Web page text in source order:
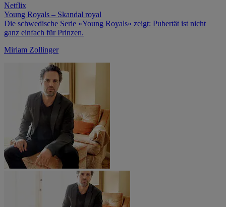
Netflix
Young Royals – Skandal royal
Die schwedische Serie «Young Royals» zeigt: Pubertät ist nicht
ganz einfach für Prinzen.
Miriam Zollinger